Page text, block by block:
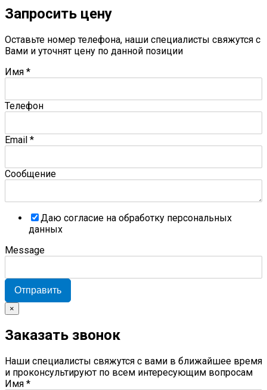
Запросить цену
Оставьте номер телефона, наши специалисты свяжутся с
Вами и уточнят цену по данной позиции
Имя *
Телефон
Email *
Сообщение
Даю согласие на обработку персональных
данных
Message
Отправить
×
Заказать звонок
Наши специалисты свяжутся с вами в ближайшее время
и проконсультируют по всем интересующим вопросам
Имя *